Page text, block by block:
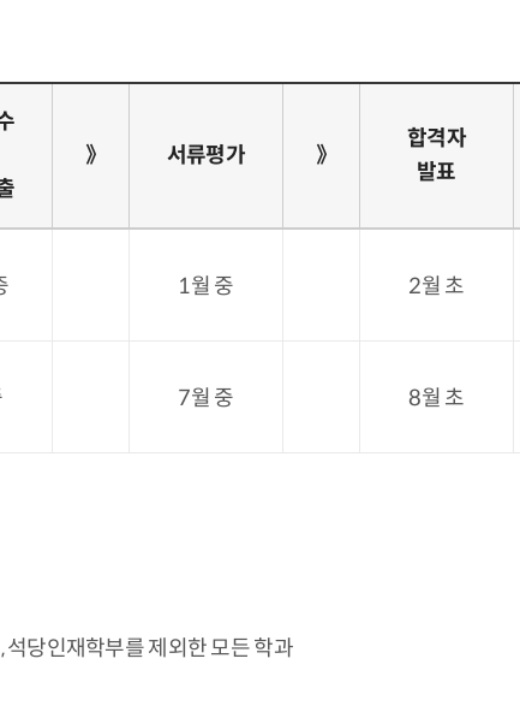
》 서류평가 》
합격자
발표
1월 중 2월 초
7월 중 8월 초
석당인재학부를 제외한 모든 학과